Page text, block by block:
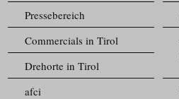
Pressebereich
Commercials in Tirol
Drehorte in Tirol
afci